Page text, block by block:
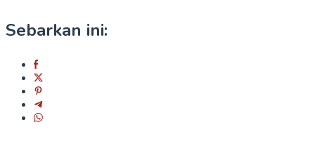
Sebarkan ini: